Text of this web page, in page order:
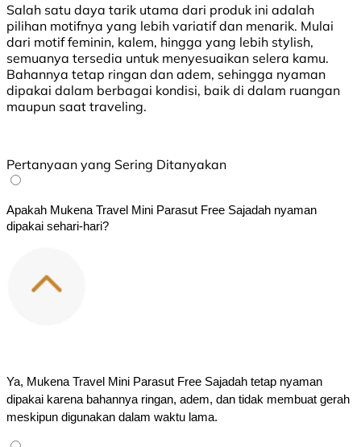
Salah satu daya tarik utama dari produk ini adalah
pilihan motifnya yang lebih variatif dan menarik. Mulai
dari motif feminin, kalem, hingga yang lebih stylish,
semuanya tersedia untuk menyesuaikan selera kamu.
Bahannya tetap ringan dan adem, sehingga nyaman
dipakai dalam berbagai kondisi, baik di dalam ruangan
maupun saat traveling.
Pertanyaan yang Sering Ditanyakan
Apakah Mukena Travel Mini Parasut Free Sajadah nyaman
dipakai sehari-hari?
Ya, Mukena Travel Mini Parasut Free Sajadah tetap nyaman
dipakai karena bahannya ringan, adem, dan tidak membuat gerah
meskipun digunakan dalam waktu lama.